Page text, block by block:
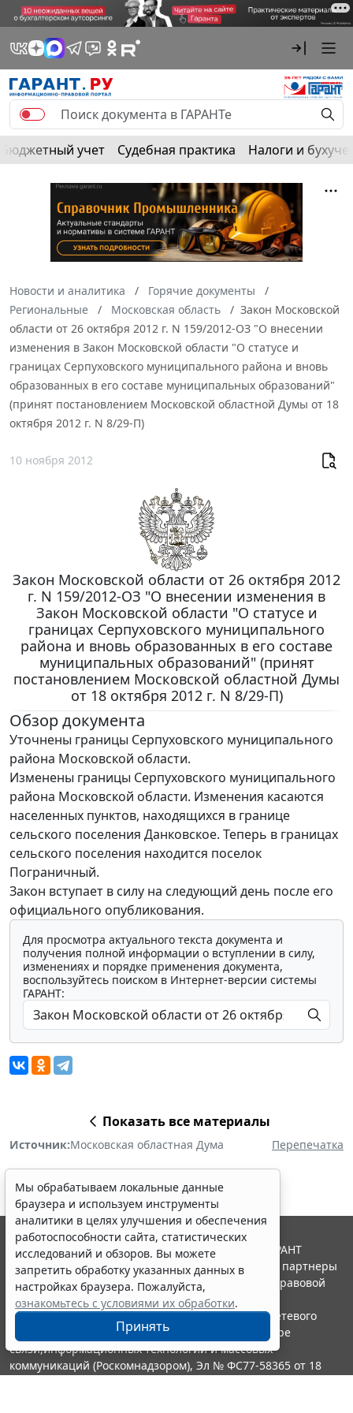
Бюджетный учет Судебная практика Налоги и
Новости и аналитика
Горячие документы
Региональные
Московская область
Закон Московской
области от 26 октября 2012 г. N 159/2012-ОЗ "О внесении
изменения в Закон Московской области "О статусе и
границах Серпуховского муниципального района и вновь
образованных в его составе муниципальных образований"
(принят постановлением Московской областной Думы от 18
октября 2012 г. N 8/29-П)
10 ноября 2012
Закон Московской области от 26 октября 2012
г. N 159/2012-ОЗ "О внесении изменения в
Закон Московской области "О статусе и
границах Серпуховского муниципального
района и вновь образованных в его составе
муниципальных образований" (принят
постановлением Московской областной Думы
от 18 октября 2012 г. N 8/29-П)
Обзор документа
Уточнены границы Серпуховского муниципального
района Московской области.
Изменены границы Серпуховского муниципального
района Московской области. Изменения касаются
населенных пунктов, находящихся в границе
сельского поселения Данковское. Теперь в границах
сельского поселения находится поселок
Пограничный.
Закон вступает в силу на следующий день после его
официального опубликования.
Для просмотра актуального текста документа и
получения полной информации о вступлении в силу,
изменениях и порядке применения документа,
воспользуйтесь поиском в Интернет-версии системы
ГАРАНТ:
Показать все материалы
Источник:Московская областная Дума Перепечатка
Мы обрабатываем локальные данные
браузера и используем инструменты
аналитики в целях улучшения и обеспечения
работоспособности сайта, статистических
исследований и обзоров. Вы можете
запретить обработку указанных данных в
настройках браузера. Пожалуйста,
ознакомьтесь с условиями их обработки.
Принять
© ООО "НПП "ГАРАНТ-СЕРВИС", 2026. Система ГАРАНТ
выпускается с 1990 года. Компания "Гарант" и ее партнеры
являются участниками Российской ассоциации правовой
информации ГАРАНТ.
Портал ГАРАНТ.РУ зарегистрирован в качестве сетевого
издания Федеральной службой по надзору в сфере
связи,информационных технологий и массовых
коммуникаций (Роскомнадзором), Эл № ФС77-58365 от 18